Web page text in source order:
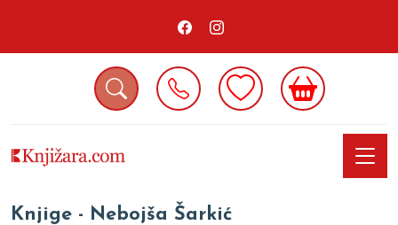
Knjige - Nebojša Šarkić